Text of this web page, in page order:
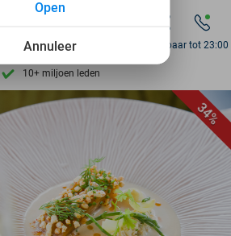
7 dagen per week beschikbaar
10+ miljoen leden
9,4 op basis van
Ontdek 15.000+ deals
10+ miljoen leden
Bereikbaar tot 23:00
34%
Annuleer
Open